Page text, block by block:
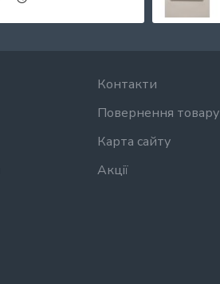
Контакти
Повернення товару
Карта сайту
Акції